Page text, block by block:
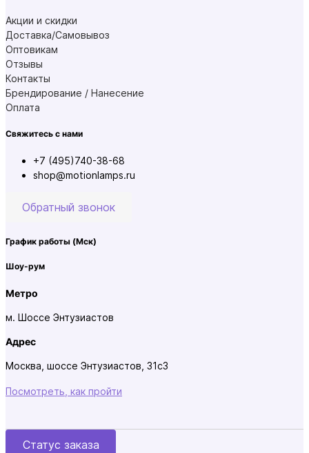
Акции и скидки
Доставка/Самовывоз
Оптовикам
Отзывы
Контакты
Брендирование / Нанесение
Оплата
Свяжитесь с нами
+7 (495)740-38-68
shop@motionlamps.ru
Обратный звонок
График работы (Мск)
Шоу-рум
Метро
м. Шоссе Энтузиастов
Адрес
Москва, шоссе Энтузиастов, 31с3
Посмотреть, как пройти
Статус заказа